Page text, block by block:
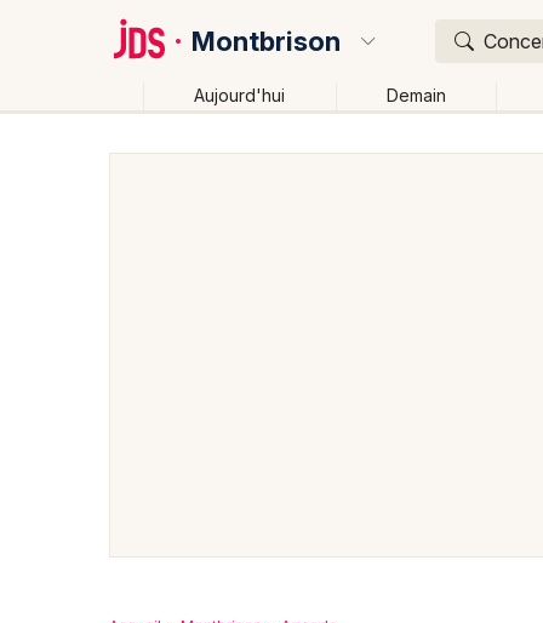
Montbrison
Aujourd'hui Demain